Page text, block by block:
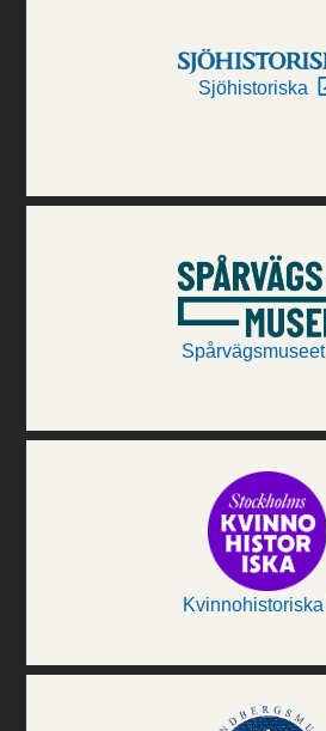
Sjöhistoriska
Spårvägsmuseet
Kvinnohistoriska